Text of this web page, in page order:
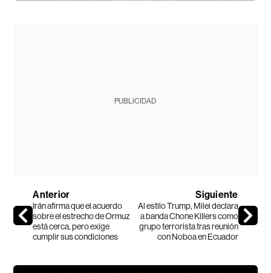
PUBLICIDAD
Anterior
Irán afirma que el acuerdo
sobre el estrecho de Ormuz
está cerca, pero exige
cumplir sus condiciones
Siguiente
Al estilo Trump, Milei declara
a banda Chone Killers como
grupo terrorista tras reunión
con Noboa en Ecuador